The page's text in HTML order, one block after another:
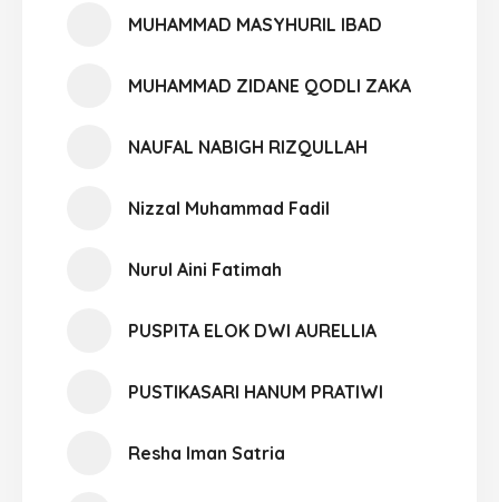
MUHAMMAD MASYHURIL IBAD
MUHAMMAD ZIDANE QODLI ZAKA
NAUFAL NABIGH RIZQULLAH
Nizzal Muhammad Fadil
Nurul Aini Fatimah
PUSPITA ELOK DWI AURELLIA
PUSTIKASARI HANUM PRATIWI
Resha Iman Satria